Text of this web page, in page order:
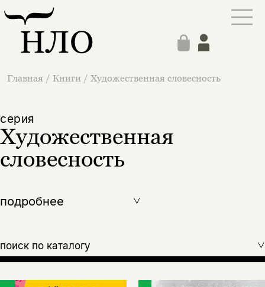
Главная / Книги / Художественная словесность
поиск по каталогу
cерия
Художественная
словесность
подробнее